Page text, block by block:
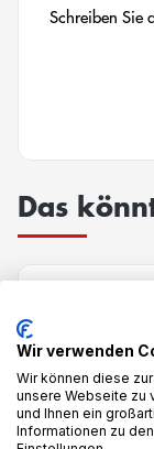
Schreiben Sie
Das
Wir verwenden
Wir können diese
unsere Webseite zu
und Ihnen ein
Informationen zu